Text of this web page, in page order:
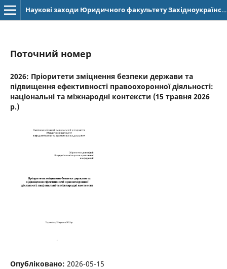
Наукові заходи Юридичного факультету Західноукраїнського національного університету
Поточний номер
2026: Пріоритети зміцнення безпеки держави та
підвищення ефективності правоохоронної діяльності:
національні та міжнародні контексти (15 травня 2026
р.)
Опубліковано: 2026-05-15